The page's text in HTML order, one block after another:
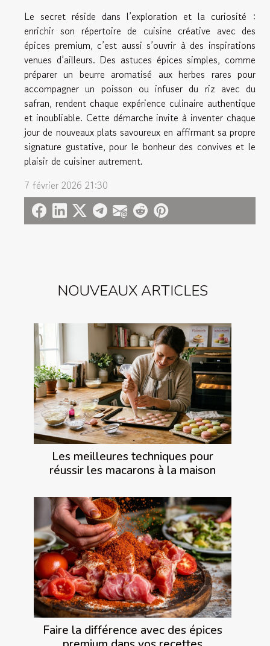
NOUVEAUX ARTICLES
Les meilleures techniques pour
réussir les macarons à la maison
Faire la différence avec des épices
Le secret réside dans l’exploration et la curiosité :
enrichir son répertoire de cuisine créative avec des
épices premium, c’est aussi s’ouvrir à des inspirations
venues d’ailleurs. Des astuces épices simples, comme
préparer un beurre aromatisé aux herbes rares pour
accompagner un poisson ou infuser du riz avec du
safran, rendent chaque expérience culinaire authentique
et inoubliable. Cette démarche invite à inventer chaque
jour de nouveaux plats savoureux en affirmant sa propre
signature gustative, pour le bonheur des convives et le
plaisir de cuisiner autrement.
7 février 2026 21:30